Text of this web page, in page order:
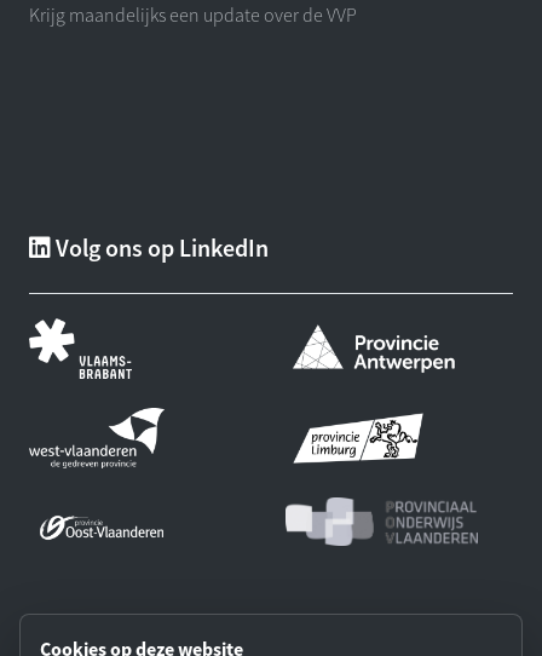
Krijg maandelijks een update over de VVP
Volg ons op LinkedIn
Cookies op deze website